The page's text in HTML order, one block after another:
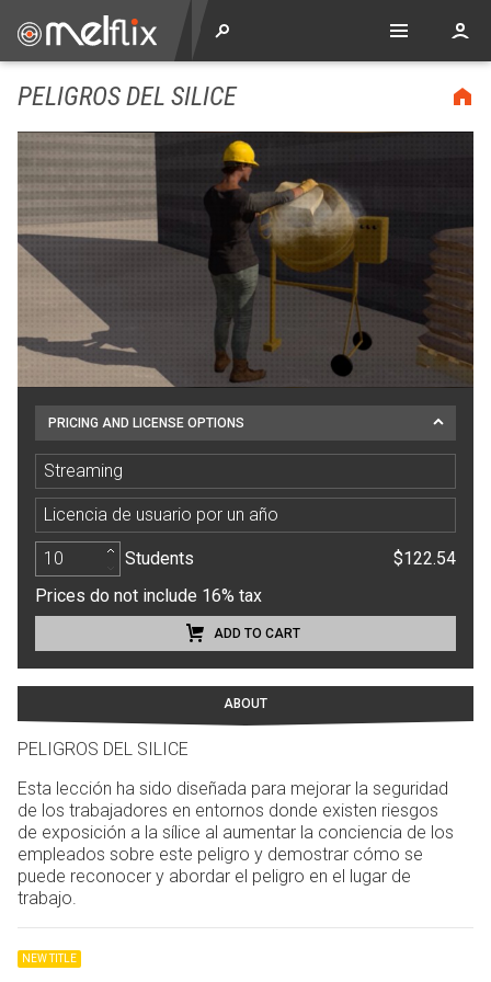
PELIGROS DEL SILICE
PRICING AND LICENSE OPTIONS
Streaming
Licencia de usuario por un año
Students
$122.54
Prices do not include 16% tax
ADD TO CART
ABOUT
PELIGROS DEL SILICE
Esta lección ha sido diseñada para mejorar la seguridad
de los trabajadores en entornos donde existen riesgos
de exposición a la sílice al aumentar la conciencia de los
empleados sobre este peligro y demostrar cómo se
puede reconocer y abordar el peligro en el lugar de
trabajo.
NEW TITLE